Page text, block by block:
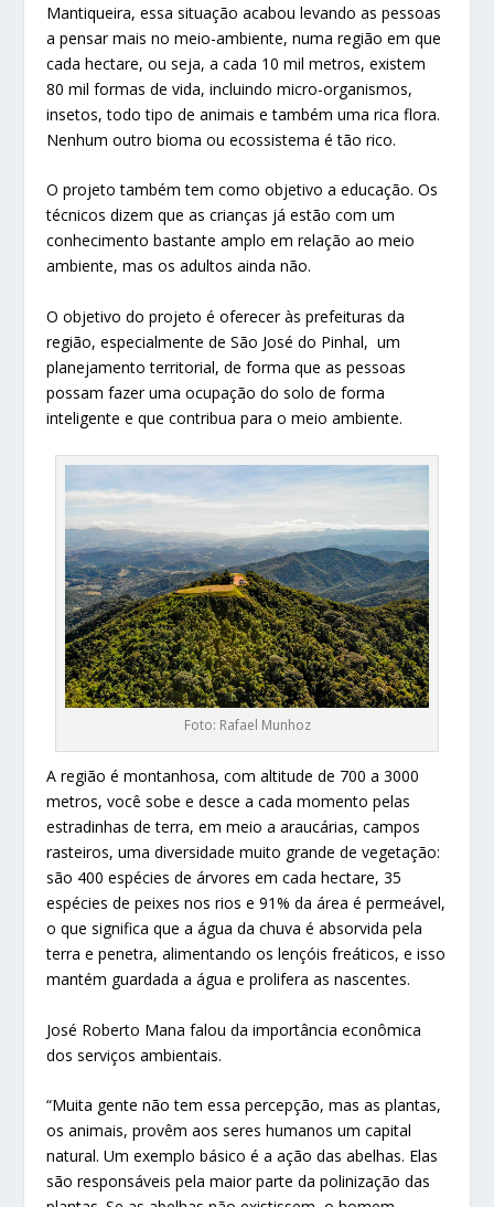
Mantiqueira, essa situação acabou levando as pessoas
a pensar mais no meio-ambiente, numa região em que
cada hectare, ou seja, a cada 10 mil metros, existem
80 mil formas de vida, incluindo micro-organismos,
insetos, todo tipo de animais e também uma rica flora.
Nenhum outro bioma ou ecossistema é tão rico.
O projeto também tem como objetivo a educação. Os
técnicos dizem que as crianças já estão com um
conhecimento bastante amplo em relação ao meio
ambiente, mas os adultos ainda não.
O objetivo do projeto é oferecer às prefeituras da
região, especialmente de São José do Pinhal, um
planejamento territorial, de forma que as pessoas
possam fazer uma ocupação do solo de forma
inteligente e que contribua para o meio ambiente.
Foto: Rafael Munhoz
A região é montanhosa, com altitude de 700 a 3000
metros, você sobe e desce a cada momento pelas
estradinhas de terra, em meio a araucárias, campos
rasteiros, uma diversidade muito grande de vegetação:
são 400 espécies de árvores em cada hectare, 35
espécies de peixes nos rios e 91% da área é permeável,
o que significa que a água da chuva é absorvida pela
terra e penetra, alimentando os lençóis freáticos, e isso
mantém guardada a água e prolifera as nascentes.
José Roberto Mana falou da importância econômica
dos serviços ambientais.
“Muita gente não tem essa percepção, mas as plantas,
os animais, provêm aos seres humanos um capital
natural. Um exemplo básico é a ação das abelhas. Elas
são responsáveis pela maior parte da polinização das